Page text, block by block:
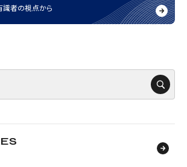
識者の視点から
リアで想定を超える賃料を実現した市場
ン